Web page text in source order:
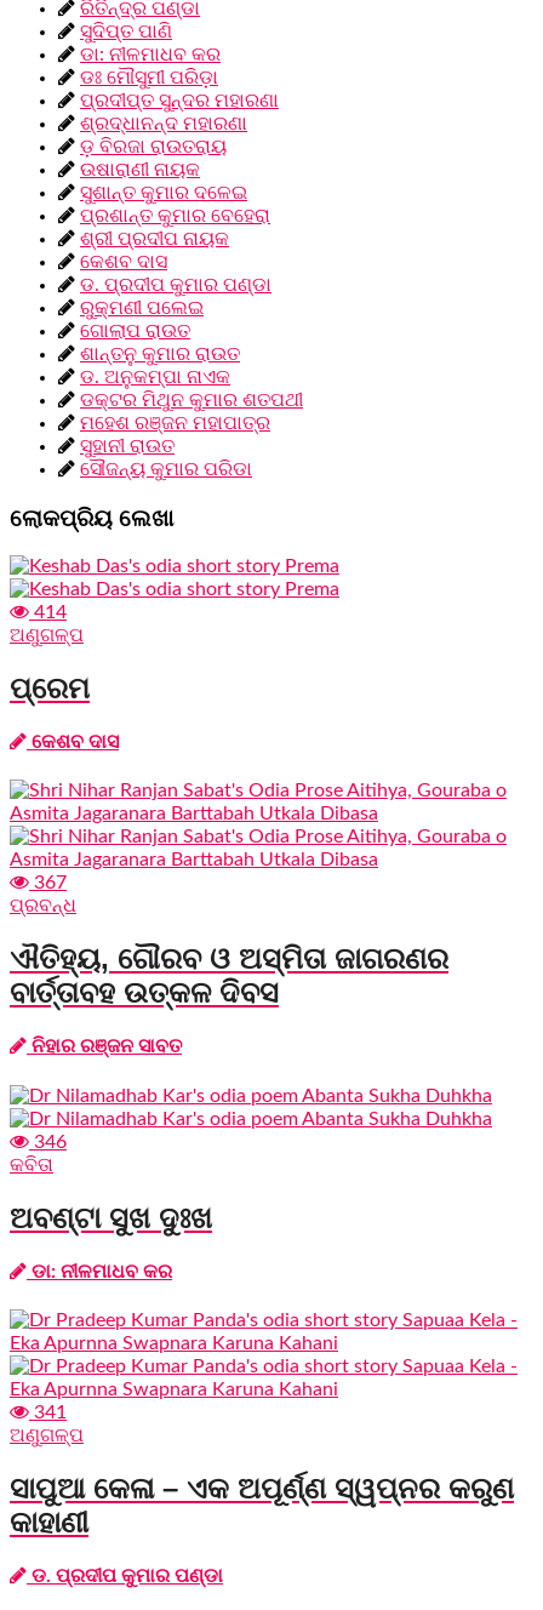
ରିତିନ୍ଦ୍ର ପଣ୍ଡା
ସୁଦିପ୍ତ ପାଣି
ଡା: ନୀଳମାଧବ କର
ଡଃ ମୌସୁମୀ ପରିଡ଼ା
ପ୍ରଦୀପ୍ତ ସୁନ୍ଦର ମହାରଣା
ଶ୍ରଦ୍ଧାନନ୍ଦ ମହାରଣା
ଡ଼ ବିରଜା ରାଉତରାୟ
ଉଷାରାଣୀ ନାୟକ
ସୁଶାନ୍ତ କୁମାର ଦଳେଇ
ପ୍ରଶାନ୍ତ କୁମାର ବେହେରା
ଶ୍ରୀ ପ୍ରଦୀପ ନାୟକ
କେଶବ ଦାସ
ଡ. ପ୍ରଦୀପ କୁମାର ପଣ୍ଡା
ରୁକ୍ମଣୀ ପଲେଇ
ଗୋଲାପ ରାଉତ
ଶାନ୍ତନୁ କୁମାର ରାଉତ
ଡ. ଅନୁକମ୍ପା ନାଏକ
ଡକ୍ଟର ମିଥୁନ କୁମାର ଶତପଥୀ
ମହେଶ ରଞ୍ଜନ ମହାପାତ୍ର
ସୁହାନୀ ରାଉତ
ସୌଜନ୍ୟ କୁମାର ପରିଡା
ଲୋକପ୍ରିୟ ଲେଖା
414
ଅଣୁଗଳ୍ପ
ପ୍ରେମ
କେଶବ ଦାସ
367
ପ୍ରବନ୍ଧ
ଐତିହ୍ୟ, ଗୌରବ ଓ ଅସ୍ମିତା ଜାଗରଣର
ବାର୍ତ୍ତାବହ ଉତ୍କଳ ଦିବସ
ନିହାର ରଞ୍ଜନ ସାବତ
346
କବିତା
ଅବଣ୍ଟା ସୁଖ ଦୁଃଖ
ଡା: ନୀଳମାଧବ କର
341
ଅଣୁଗଳ୍ପ
ସାପୁଆ କେଳା – ଏକ ଅପୂର୍ଣ୍ଣ ସ୍ୱପ୍ନର କରୁଣ
କାହାଣୀ
ଡ. ପ୍ରଦୀପ କୁମାର ପଣ୍ଡା